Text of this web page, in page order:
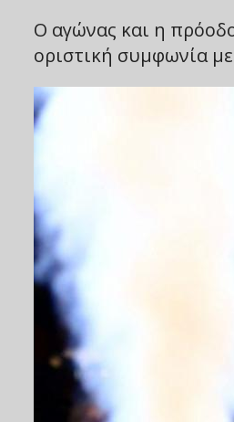
Ο αγώνας και η
οριστική συμφωνία